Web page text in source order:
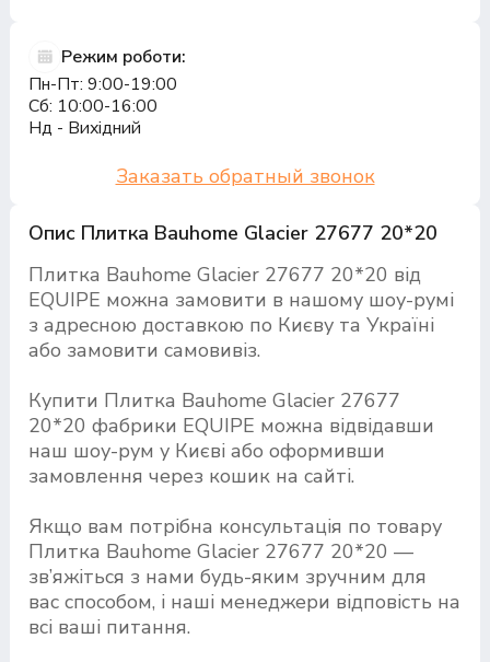
Опис Плитка Bauhome Glacier 27677 20*20
Плитка Bauhome Glacier 27677 20*20 від
EQUIPE можна замовити в нашому шоу-румі
з адресною доставкою по Києву та Україні
або замовити самовивіз.
Купити Плитка Bauhome Glacier 27677
20*20 фабрики EQUIPE можна відвідавши
наш шоу-рум у Києві або оформивши
замовлення через кошик на сайті.
Якщо вам потрібна консультація по товару
Плитка Bauhome Glacier 27677 20*20 —
зв’яжіться з нами будь-яким зручним для
вас способом, і наші менеджери відповість на
всі ваші питання.
Режим роботи:
Пн-Пт: 9:00-19:00
Сб: 10:00-16:00
Нд - Вихідний
Заказать обратный звонок